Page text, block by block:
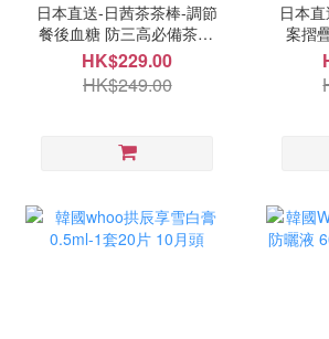
日本直送-日茜茶茶棒-調節
餐後血糖 防三高必備茶20
入 9月中
HK$229.00
HK$249.00
日本
案摺